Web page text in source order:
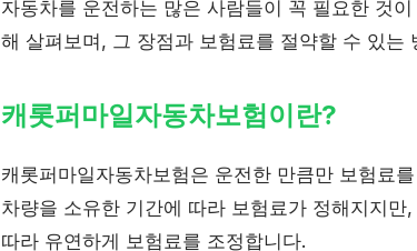
자동차를 운전하는 많은 사람들이 꼭 필요한 것
해 살펴보며, 그 장점과 보험료를 절약할 수 있는
캐롯퍼마일자동차보험이란?
캐롯퍼마일자동차보험은 운전한 만큼만 보험료
차량을 소유한 기간에 따라 보험료가 정해지지
따라 유연하게 보험료를 조정합니다.